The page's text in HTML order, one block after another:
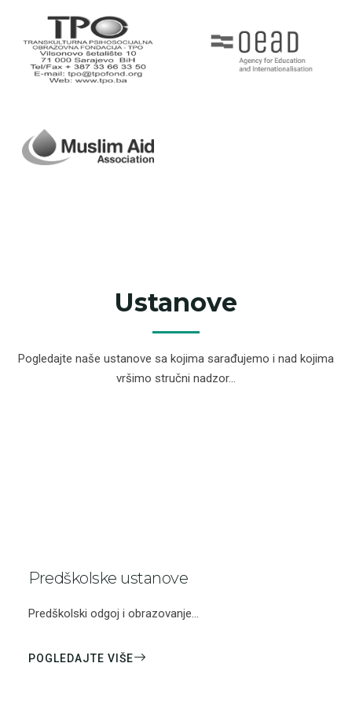
Ustanove
Pogledajte naše ustanove sa kojima sarađujemo i nad kojima
vršimo stručni nadzor...
Predškolske ustanove
Predškolski odgoj i obrazovanje...
POGLEDAJTE VIŠE